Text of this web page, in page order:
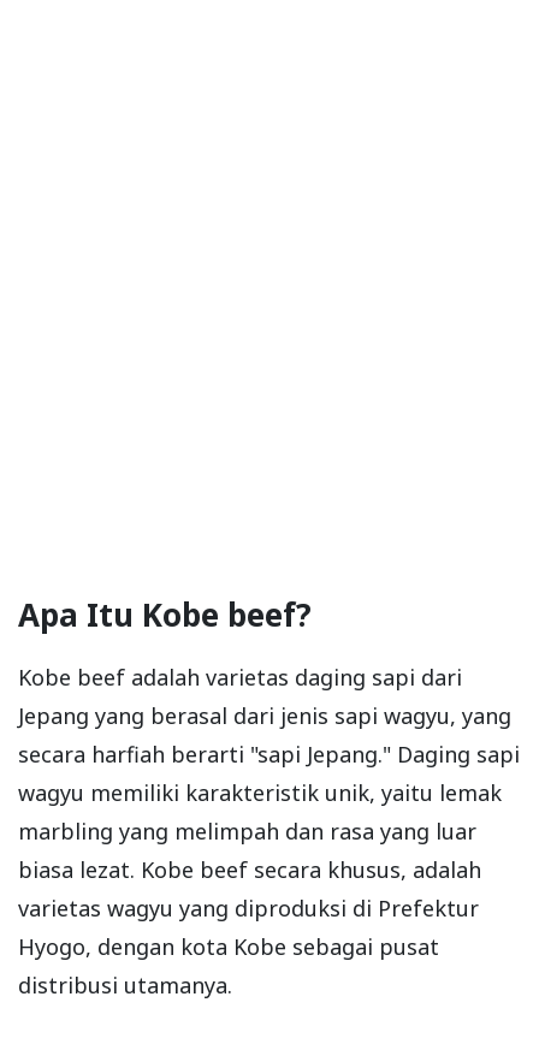
Apa Itu Kobe beef?
Kobe beef adalah varietas daging sapi dari
Jepang yang berasal dari jenis sapi wagyu, yang
secara harfiah berarti "sapi Jepang." Daging sapi
wagyu memiliki karakteristik unik, yaitu lemak
marbling yang melimpah dan rasa yang luar
biasa lezat. Kobe beef secara khusus, adalah
varietas wagyu yang diproduksi di Prefektur
Hyogo, dengan kota Kobe sebagai pusat
distribusi utamanya.